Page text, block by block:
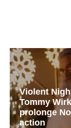
Violent
Tommy
prolonge
action